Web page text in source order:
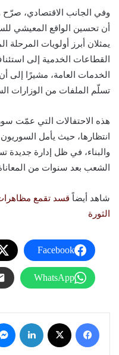
وفي الجانب الاقتصادي، صرّح
أن تحسين الواقع المعيشي
يمثلان أبرز أولويات المرحلة
القطاعات الخدمية إلى
الخدمات العامة، مشيرًا إلى
تسلّم الملفات من الوزارات
هذه الاحتفالات التي عمّت
انتظارها، حيث يأمل
والبناء، في ظل إدارة جديدة
الشعب بعد سنوات من
شاهد أيضاً قسد تقمع
الثورة
Facebook
WhatsApp
فيسبوك